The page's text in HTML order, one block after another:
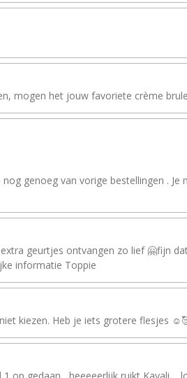
mogen het jouw favoriete crème
genoeg van vorige bestellingen .
geurtjes ontvangen zo lief 🤗fijn
informatie Toppie
kiezen. Heb je iets grotere flesjes